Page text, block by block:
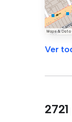
Ver